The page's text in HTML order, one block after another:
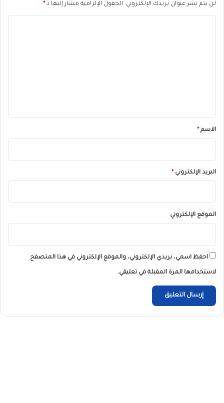
لن يتم نشر عنوان بريدك الإلكتروني. الحقول الإلزامية مشار إليها بـ*
*الاسم*
البريد الإلكتروني*
الموقع الإلكتروني
احفظ اسمي، بريدي الإلكتروني، والموقع الإلكتروني في هذا المتصفح
لاستخدامها المرة المقبلة في تعليقي.